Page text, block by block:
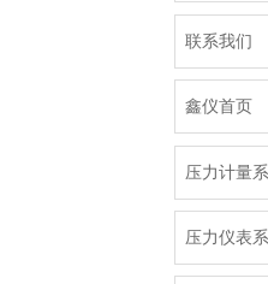
联系我们
鑫仪首页
压力计量
压力仪表